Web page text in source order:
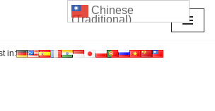
in:
Chinese
(Traditional)